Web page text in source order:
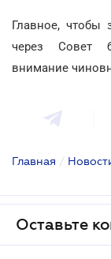
Главное, чтобы
через Совет
внимание
Главная /
Оставьте